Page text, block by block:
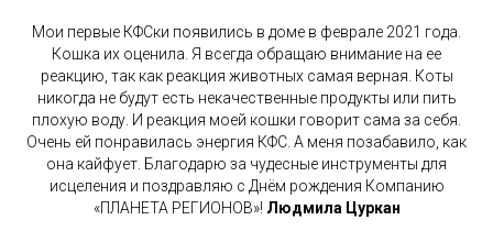
Мои первые КФСки появились в доме в феврале 2021 года.
Кошка их оценила. Я всегда обращаю внимание на ее
реакцию, так как реакция животных самая верная. Коты
никогда не будут есть некачественные продукты или пить
плохую воду. И реакция моей кошки говорит сама за себя.
Очень ей понравилась энергия КФС. А меня позабавило, как
она кайфует. Благодарю за чудесные инструменты для
исцеления и поздравляю с Днём рождения Компанию
«ПЛАНЕТА РЕГИОНОВ»! Людмила Цуркан